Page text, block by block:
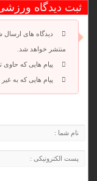
ثبت دیدگاه ورزشی
دیدگاه های ارسال
منتشر خواهد شد.
پیام هایی که حاوی
پیام هایی که به غیر